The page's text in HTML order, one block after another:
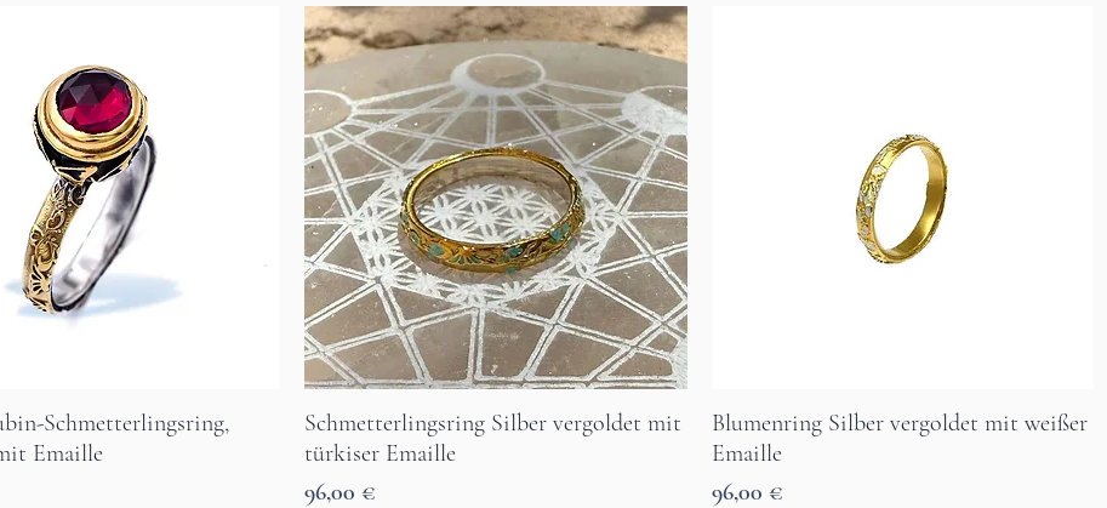
Aperçu rapide
Schmetterlingsring,
Emaille
Aperçu rapide
Schmetterlingsring Silber vergoldet mit
türkiser Emaille
Prix
96,00 €
Aperçu rapide
Blumenring Silber vergoldet mit weißer
Emaille
Prix
96,00 €